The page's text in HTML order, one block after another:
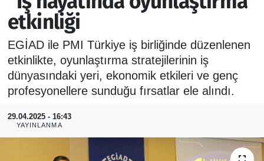
etkinliği
EGİAD ile PMI Türkiye iş birliğinde düzenlenen
etkinlikte, oyunlaştırma stratejilerinin iş
dünyasındaki yeri, ekonomik etkileri ve genç
profesyonellere sunduğu fırsatlar ele alındı.
29.04.2025 - 16:43
YAYINLANMA
EKONOMİ
SİYASET
SPOR
RESMİ REKLAM
Puan Durumu ve Fikstür
Tüm Manşetler
Son Dakika Haberleri